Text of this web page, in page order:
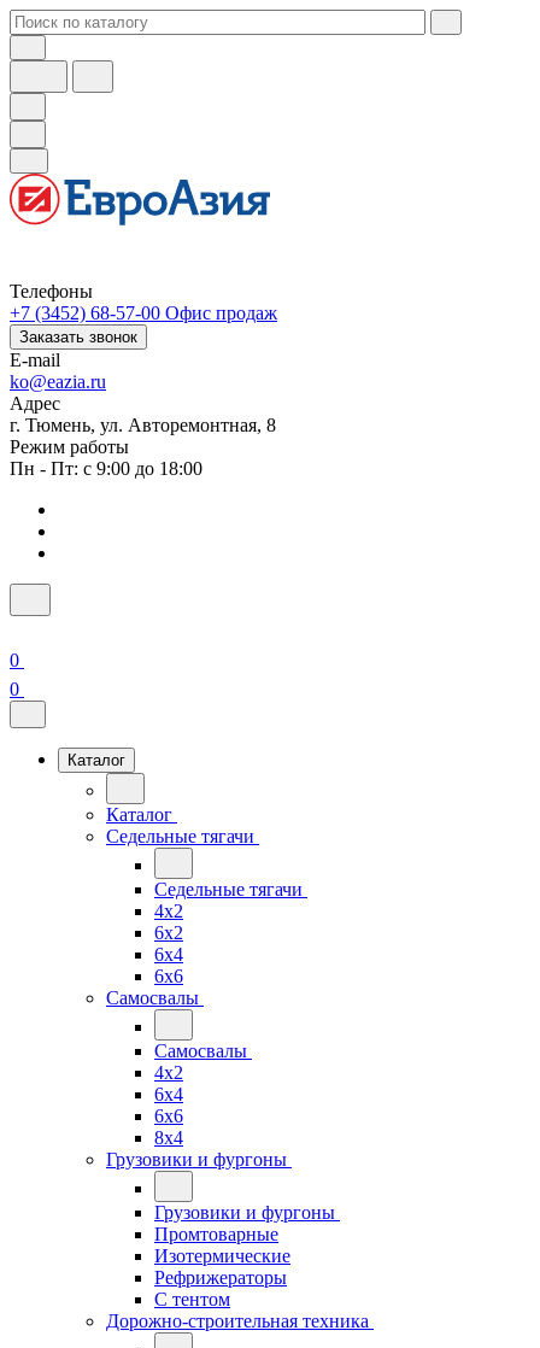
Телефоны
+7 (3452) 68-57-00 Офис продаж
Заказать звонок
E-mail
ko@eazia.ru
Адрес
г. Тюмень, ул. Авторемонтная, 8
Режим работы
Пн - Пт: с 9:00 до 18:00
0
0
Каталог
Каталог
Седельные тягачи
Седельные тягачи
4x2
6x2
6x4
6x6
Самосвалы
Самосвалы
4x2
6x4
6x6
8x4
Грузовики и фургоны
Грузовики и фургоны
Промтоварные
Изотермические
Рефрижераторы
С тентом
Дорожно-строительная техника